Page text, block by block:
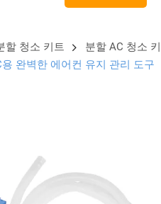
할 청소 키트
분할 AC 청소 키
완벽한 에어컨 유지 관리 도구